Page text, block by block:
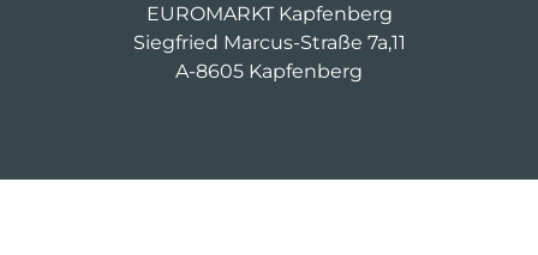
EUROMARKT Kapfenberg
Siegfried Marcus-Straße 7a,11
A-8605 Kapfenberg